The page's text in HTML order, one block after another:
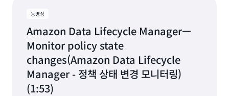
동영상
Amazon Data Lifecycle Manager—
Monitor policy state
changes(Amazon Data Lifecycle
Manager - 정책 상태 변경 모니터링)
(1:53)